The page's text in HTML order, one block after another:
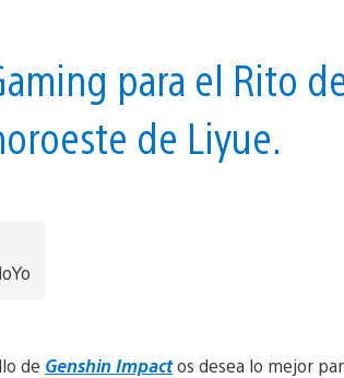
para el Rito
de Liyue.
de Genshin Impactos desea lo mejor